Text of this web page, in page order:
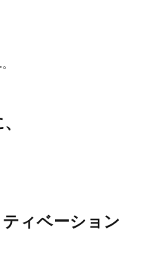
ィベーション